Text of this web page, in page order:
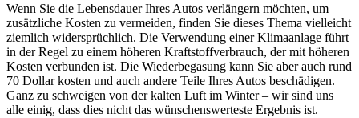
Wenn Sie die Lebensdauer Ihres Autos verlängern möchten, um
zusätzliche Kosten zu vermeiden, finden Sie dieses Thema vielleicht
ziemlich widersprüchlich. Die Verwendung einer Klimaanlage führt
in der Regel zu einem höheren Kraftstoffverbrauch, der mit höheren
Kosten verbunden ist. Die Wiederbegasung kann Sie aber auch rund
70 Dollar kosten und auch andere Teile Ihres Autos beschädigen.
Ganz zu schweigen von der kalten Luft im Winter – wir sind uns
alle einig, dass dies nicht das wünschenswerteste Ergebnis ist.